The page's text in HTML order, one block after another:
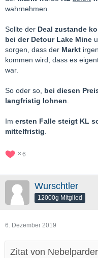
wahrnehmen.
Sollte der Deal zustande
bei der Detour Lake Mine
sorgen, dass der Markt
kommen wird, dass es
war.
So oder so, bei diesen
langfristig lohnen
Im ersten Falle steigt KL
mittelfristig
6
Wurschtler
12000g Mitglied
6. Dezember 2019
Zitat von Nebelparder